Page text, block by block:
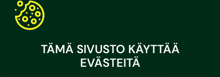
TÄMÄ SIVUSTO KÄYTTÄÄ
EVÄSTEITÄ
Sopisiko avustus sinun taloyhtiöösi? Varaa maksuton
alkukeskustelu asiantuntijamme kanssa!